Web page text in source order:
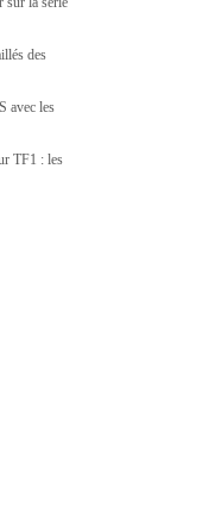
des
avec les
TF1 : les